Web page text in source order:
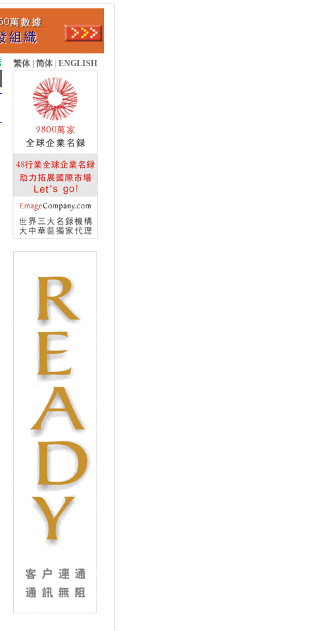
繁体 简体 ENGLISH